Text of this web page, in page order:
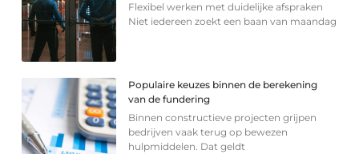
Flexibel werken met duidelijke afspraken
Niet iedereen zoekt een baan van maandag
Populaire keuzes binnen de berekening
van de fundering
Binnen constructieve projecten grijpen
bedrijven vaak terug op bewezen
hulpmiddelen. Dat geldt